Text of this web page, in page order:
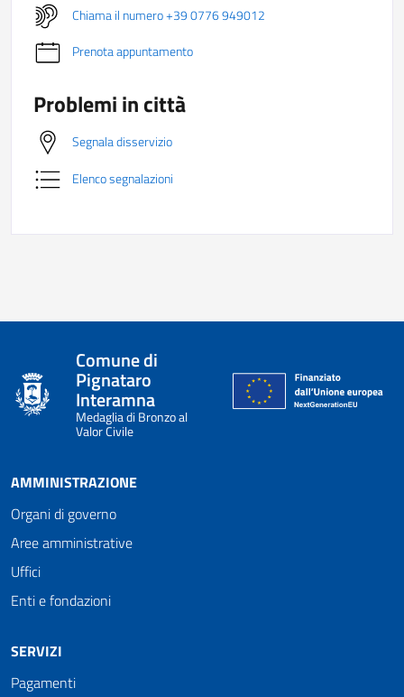
Chiama il numero +39 0776 949012
Prenota appuntamento
Problemi in città
Segnala disservizio
Elenco segnalazioni
Comune di
Pignataro
Interamna
Medaglia di Bronzo al
Valor Civile
AMMINISTRAZIONE
Organi di governo
Aree amministrative
Uffici
Enti e fondazioni
SERVIZI
Pagamenti